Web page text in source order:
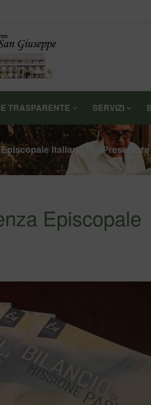
TRASPARENTE SERVIZI
Italiana Per
Episcopale